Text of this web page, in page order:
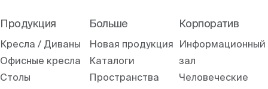
Продукция
Кресла / Диваны
Офисные кресла
Столы
Больше
Новая продукция
Каталоги
Пространства
Корпоратив
Информационный
зал
Человеческие